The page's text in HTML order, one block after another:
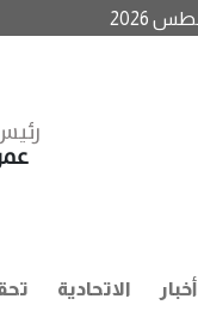
أخبار الاتحادية